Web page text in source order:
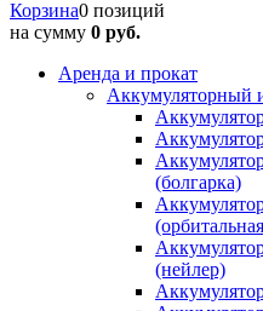
Корзина0 позиций
на сумму 0 руб.
Аренда и прокат
Аккумуляторный
(болгарка)
(нейлер)